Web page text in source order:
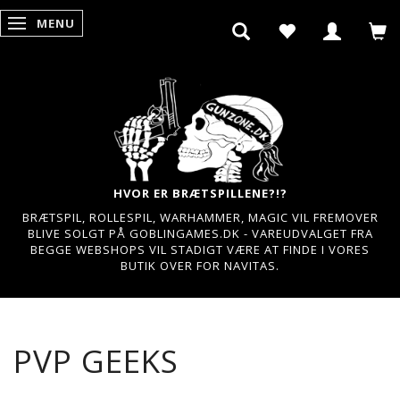
SKIFTE NAVIGATION
MENU
HVOR ER BRÆTSPILLENE?!?
BRÆTSPIL, ROLLESPIL, WARHAMMER, MAGIC VIL FREMOVER
BLIVE SOLGT PÅ GOBLINGAMES.DK - VAREUDVALGET FRA
BEGGE WEBSHOPS VIL STADIGT VÆRE AT FINDE I VORES
BUTIK OVER FOR NAVITAS.
PVP GEEKS